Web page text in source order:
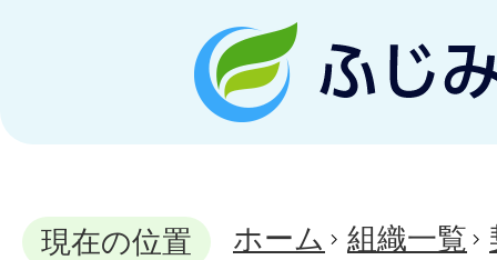
現在の位置 ホーム 組織一覧